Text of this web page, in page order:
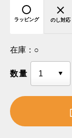
ラッピング のし対応
在庫： ○
数量